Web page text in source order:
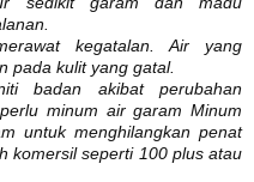
kegatalan. Air yang
pada kulit yang gatal.
badan akibat perubahan
minum air garam Minum
untuk menghilangkan penat
komersil seperti 100 plus atau